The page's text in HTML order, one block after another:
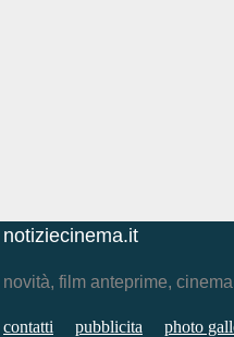
notiziecinema.it
novità, film anteprime,
contatti pubblicita photo